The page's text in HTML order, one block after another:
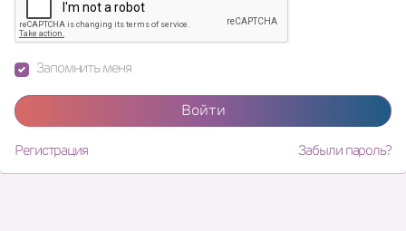
Запомнить меня
Войти
Регистрация Забыли пароль?